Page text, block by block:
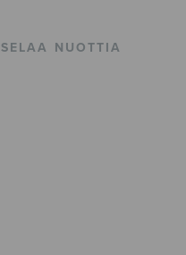
SELAA NUOTTIA